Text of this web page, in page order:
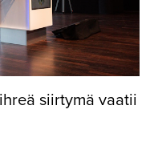
siirtymä vaatii